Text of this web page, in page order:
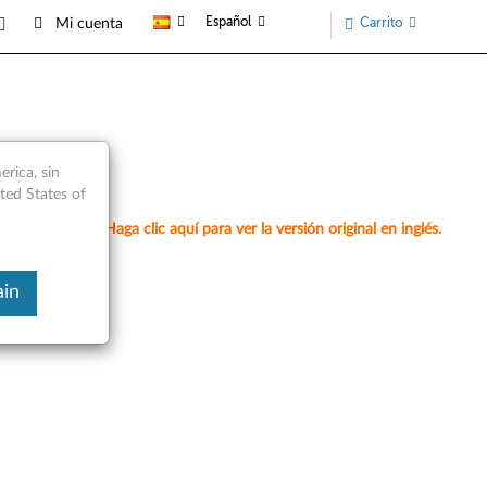
Mi cuenta Español Carrito
Haga clic aquí para ver la versión original en inglés.
sin
States of